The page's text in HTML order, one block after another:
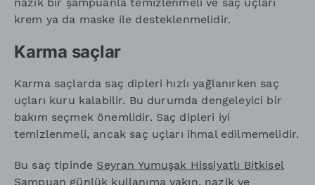
krem ya da maske ile desteklenmelidir.
Karma saçlar
Karma saçlarda saç dipleri hızlı yağlanırken saç
uçları kuru kalabilir. Bu durumda dengeleyici bir
bakım seçmek önemlidir. Saç dipleri iyi
temizlenmeli, ancak saç uçları ihmal edilmemelidir.
Bu saç tipinde Seyran Yumuşak Hissiyatlı Bitkisel
Şampuan günlük kullanıma yakın, nazik ve